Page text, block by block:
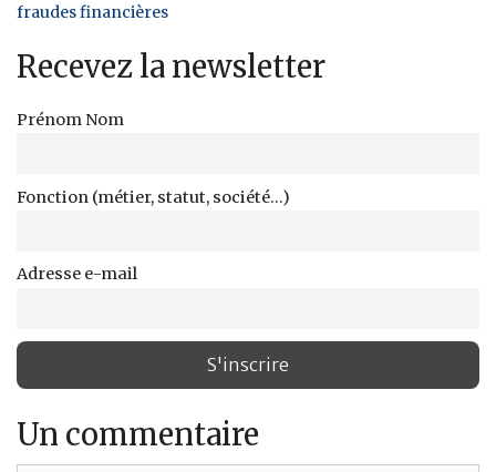
fraudes financières
Recevez la newsletter
Prénom Nom
Fonction (métier, statut, société...)
Adresse e-mail
Un commentaire